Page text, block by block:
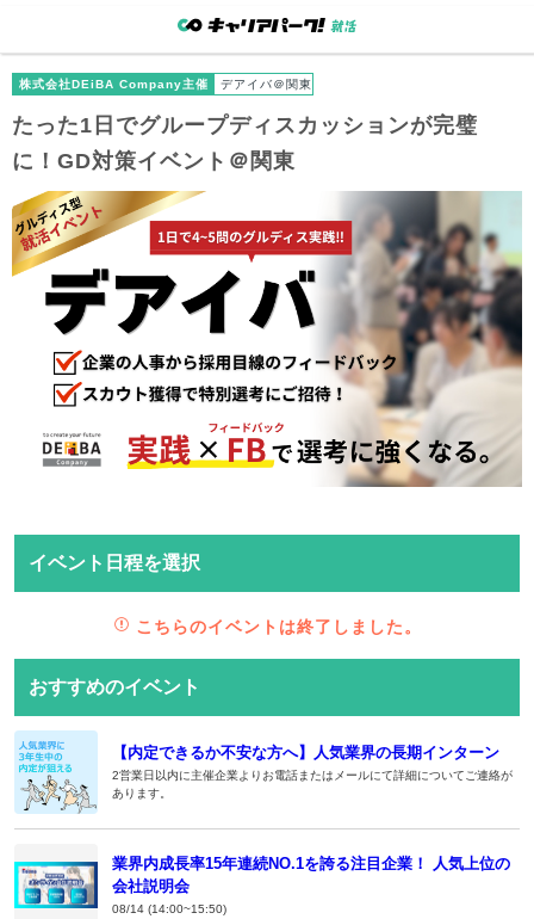
株式会社DEiBA Company主催 デアイバ＠関東
たった1日でグループディスカッションが完璧
に！GD対策イベント＠関東
イベント日程を選択
こちらのイベントは終了しました。
おすすめのイベント
【内定できるか不安な方へ】人気業界の長期インターン
2営業日以内に主催企業よりお電話またはメールにて詳細についてご連絡が
あります。
業界内成長率15年連続NO.1を誇る注目企業！ 人気上位の
会社説明会
08/14 (14:00~15:50)